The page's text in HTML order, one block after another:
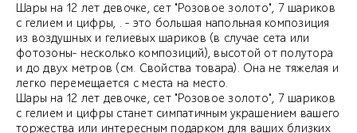
Шары на 12 лет девочке, сет "Розовое золото", 7 шариков
с гелием и цифры, . - это большая напольная композиция
из воздушных и гелиевых шариков (в случае сета или
фотозоны- несколько композиций), высотой от полутора
и до двух метров (см. Свойства товара). Она не тяжелая и
легко перемещается с места на место.
Шары на 12 лет девочке, сет "Розовое золото", 7 шариков
с гелием и цифры станет симпатичным украшением вашего
торжества или интересным подарком для ваших близких